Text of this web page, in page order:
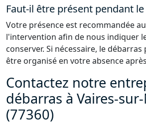
Faut-il être présent pendant
Votre présence est recommandée
l'intervention afin de nous indiquer
conserver. Si nécessaire, le
être organisé en votre absence
Contactez notre
débarras à Vaires-
(77360)